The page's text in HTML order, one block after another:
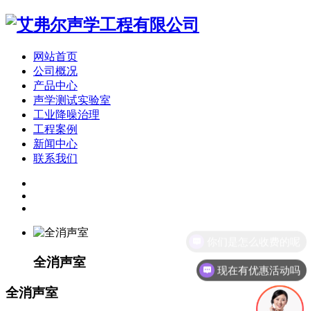
网站首页
公司概况
产品中心
声学测试实验室
工业降噪治理
工程案例
新闻中心
联系我们
全消声室
全消声室
现在有优惠活动吗